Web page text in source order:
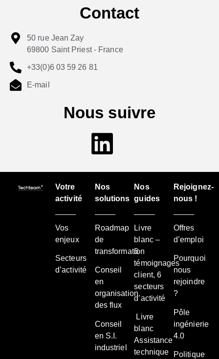
Contact
50 rue Jean Zay
69800 Saint Priest - France
+33(0)6 03 59 26 81
E-mail
Nous suivre
Votre
activité
Vos
enjeux
Secteurs
d’activité
Nos
solutions
Roadmap
de
transformation
Conseil
en
organisation
des flux
Conseil
en S.I.
industriel
Nos
guides
Livre
blanc –
6
témoignages
client, 6
secteurs
d’activité
Livre
blanc
Assistance
technique
Rejoignez-
nous !
Offres
d’emploi
Pourquoi
nous
rejoindre
?
Pôle
ingénierie
4.0
Politique